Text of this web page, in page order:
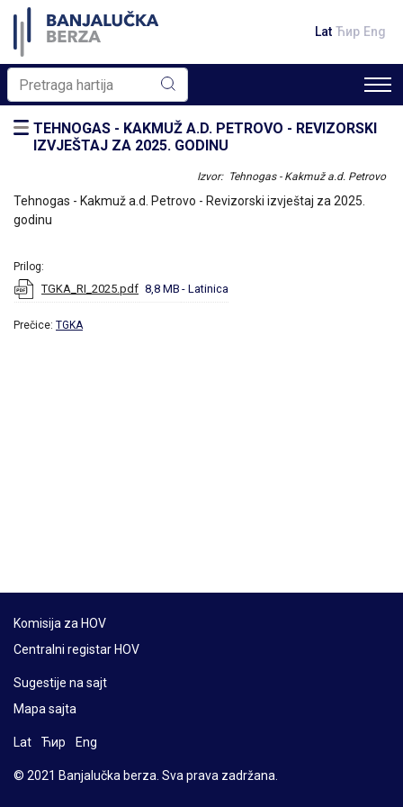
Lat Ћир Eng
TEHNOGAS - KAKMUŽ A.D. PETROVO - REVIZORSKI
IZVJEŠTAJ ZA 2025. GODINU
Izvor: Tehnogas - Kakmuž a.d. Petrovo
Tehnogas - Kakmuž a.d. Petrovo - Revizorski izvještaj za 2025.
godinu
Prilog:
TGKA_RI_2025.pdf 8,8 MB - Latinica
Prečice: TGKA
Komisija za HOV
Centralni registar HOV
Sugestije na sajt
Mapa sajta
Lat Ћир Eng
© 2021 Banjalučka berza. Sva prava zadržana.